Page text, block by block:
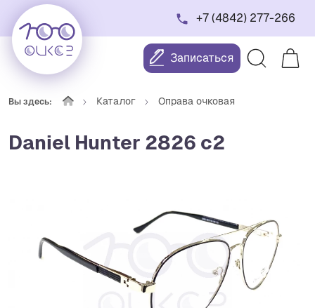
+7 (4842) 277-266
Записаться
Вы здесь: Каталог Оправа очковая
Daniel Hunter 2826 с2